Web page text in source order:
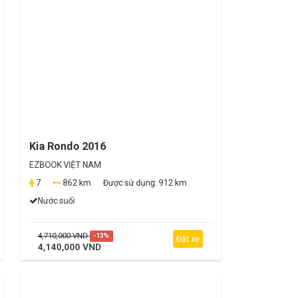
Kia Rondo 2016
EZBOOK VIỆT NAM
7
862 km Được sử dụng: 912 km
Nước suối
4,710,000 VND -13%
4,140,000 VND
Đặt xe